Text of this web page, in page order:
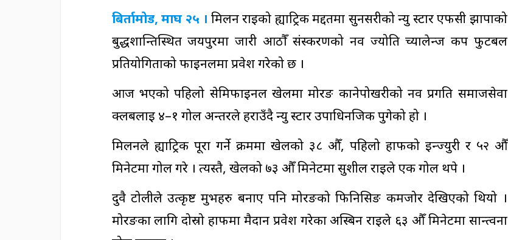
बिर्तामोड, माघ २५ । मिलन राईको ह्याट्रिक मद्दतमा सुनसरीको न्यु स्टार एफसी झापाको
बुद्धशान्तिस्थित जयपुरमा जारी आठौँ संस्करणको नव ज्योति च्यालेन्ज कप फुटबल
प्रतियोगिताको फाइनलमा प्रवेश गरेको छ ।
आज भएको पहिलो सेमिफाइनल खेलमा मोरङ कानेपोखरीको नव प्रगति समाजसेवा
क्लबलाई ४–१ गोल अन्तरले हराउँदै न्यु स्टार उपाधिनजिक पुगेको हो ।
मिलनले ह्याट्रिक पूरा गर्ने क्रममा खेलको ३८ औँ, पहिलो हाफको इन्ज्युरी र ५२ औँ
मिनेटमा गोल गरे । त्यस्तै, खेलको ७३ औँ मिनेटमा सुशील राईले एक गोल थपे ।
दुवै टोलीले उत्कृष्ट मुभहरु बनाए पनि मोरङको फिनिसिङ कमजोर देखिएको थियो ।
मोरङका लागि दोस्रो हाफमा मैदान प्रवेश गरेका अस्बिन राईले ६३ औँ मिनेटमा सान्त्वना